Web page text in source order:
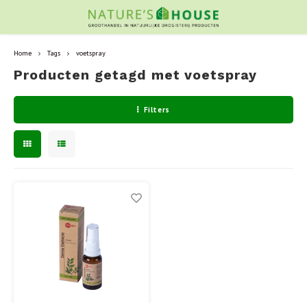
Home Tags voetspray
Producten getagd met voetspray
Filters